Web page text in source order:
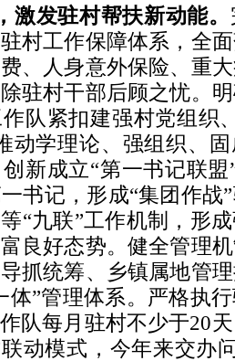
激发驻村帮扶新动能。
村工作保障体系，全
、人身意外保险、重
驻村干部后顾之忧。
队紧扣建强村党组织
动学理论、强组织、
新成立“第一书记联
书记，形成“集团作战
“九联”工作机制，形
良好态势。健全管理
抓统筹、乡镇属地管
体”管理体系。严格执
队每月驻村不少于20
动模式，今年来交办